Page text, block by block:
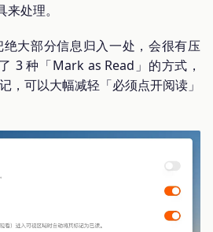
处理。
大部分信息归入一处，会很有压
3 种「Mark as Read」的方式，
，可以大幅减轻「必须点开阅读」